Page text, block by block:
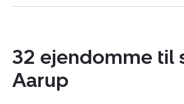
32 ejendomme til
Aarup